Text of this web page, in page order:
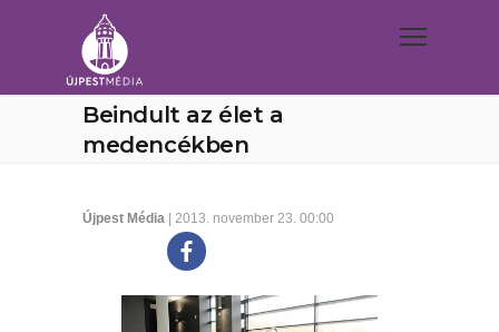
Beindult az élet a
medencékben
Újpest Média | 2013. november 23. 00:00